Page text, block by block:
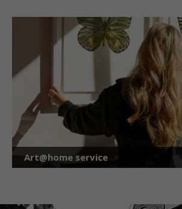
Art@home service